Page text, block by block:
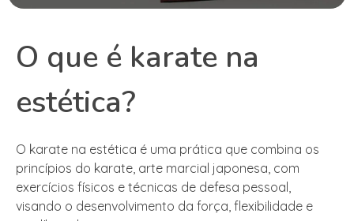
O que é karate na
estética?
O karate na estética é uma prática que combina os
princípios do karate, arte marcial japonesa, com
exercícios físicos e técnicas de defesa pessoal,
visando o desenvolvimento da força, flexibilidade e